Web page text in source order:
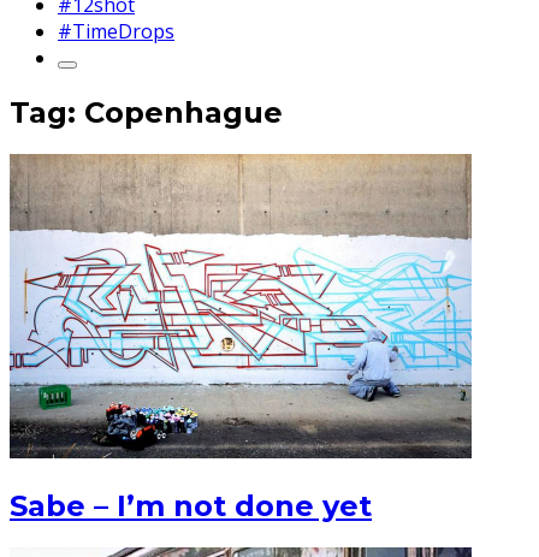
#TimeDrops
Tag: Copenhague
Sabe – I’m not done yet